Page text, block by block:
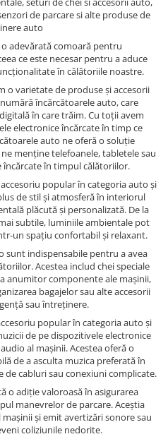
de parcare si alte produse de
auto
adevărată comoară pentru
ce este necesar pentru a aduce
în călătoriile noastre.
o varietate de produse și accesorii
încărcătoarele auto, care
în care trăim. Cu toții avem
electronice încărcate în timp ce
auto ne oferă o soluție
menține telefoanele, tabletele sau
în timpul călătoriilor.
popular în categoria auto și
de stil și atmosferă în interiorul
plăcută și personalizată. De la
subtile, luminiile ambientale pot
un spațiu confortabil și relaxant.
sunt indispensabile pentru a avea
Acestea includ chei speciale
anumitor componente ale mașinii,
bagajelor sau alte accesorii
sau întreținere.
popular în categoria auto și
de pe dispozitivele electronice
al mașinii. Acestea oferă o
de a asculta muzica preferată în
cabluri sau conexiuni complicate.
o adiție valoroasă în asigurarea
manevrelor de parcare. Aceștia
și emit avertizări sonore sau
coliziunile nedorite.